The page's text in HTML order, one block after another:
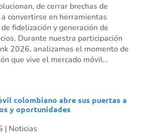
de cerrar brechas de
convertirse en herramientas
fidelización y generación de
Durante nuestra participación
2026, analizamos el momento de
que vive el mercado móvil...
colombiano abre sus puertas a
y oportunidades
| Noticias